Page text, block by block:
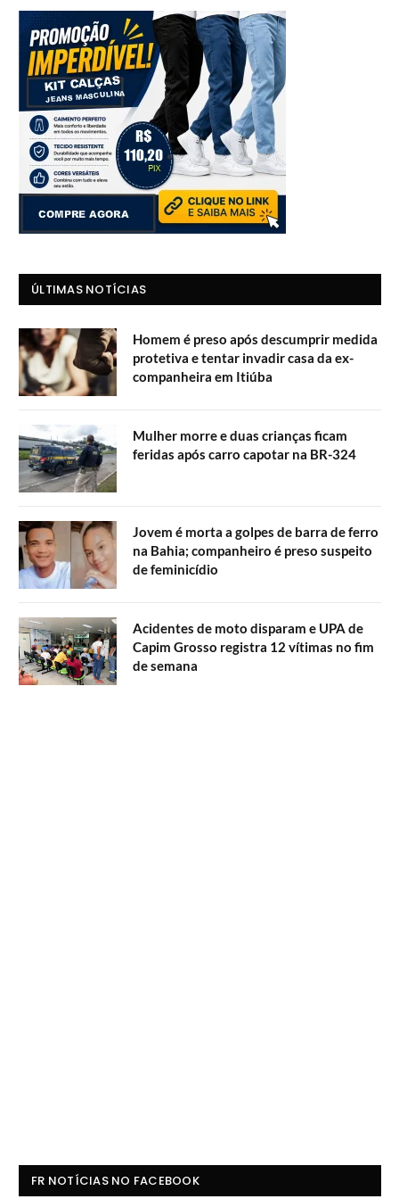
ÚLTIMAS NOTÍCIAS
Homem é preso após descumprir medida
protetiva e tentar invadir casa da ex-
companheira em Itiúba
Mulher morre e duas crianças ficam
feridas após carro capotar na BR-324
Jovem é morta a golpes de barra de ferro
na Bahia; companheiro é preso suspeito
de feminicídio
Acidentes de moto disparam e UPA de
Capim Grosso registra 12 vítimas no fim
de semana
FR NOTÍCIAS NO FACEBOOK